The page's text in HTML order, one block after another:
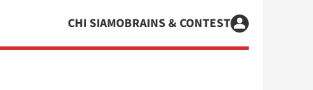
CHI SIAMOBRAINS & CONTEST